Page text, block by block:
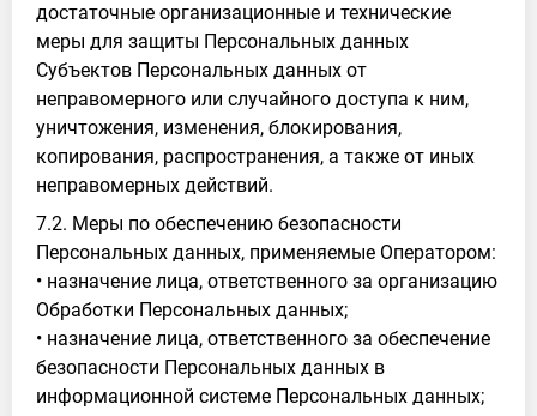
достаточные организационные и технические
меры для защиты Персональных данных
Субъектов Персональных данных от
неправомерного или случайного доступа к ним,
уничтожения, изменения, блокирования,
копирования, распространения, а также от иных
неправомерных действий.
7.2. Меры по обеспечению безопасности
Персональных данных, применяемые Оператором:
• назначение лица, ответственного за организацию
Обработки Персональных данных;
• назначение лица, ответственного за обеспечение
безопасности Персональных данных в
информационной системе Персональных данных;